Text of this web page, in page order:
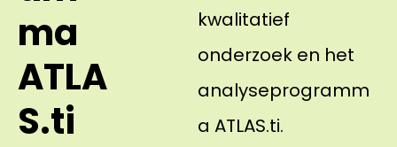
ma
ATLA
S.ti
kwalitatief
onderzoek en het
analyseprogramm
a ATLAS.ti.